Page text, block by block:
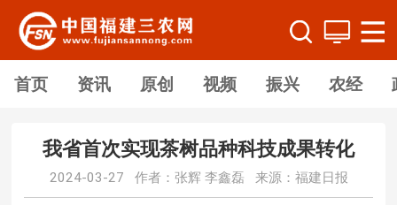
首页 资讯 原创 视频 振兴 农经
我省首次实现茶树品种科技成果转化
2024-03-27 作者：张辉 李鑫磊 来源：福建日报